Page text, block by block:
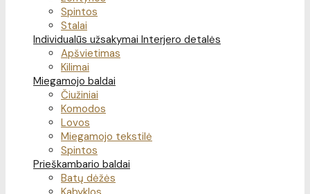
Spintos
Stalai
Individualūs užsakymai Interjero detalės
Apšvietimas
Kilimai
Miegamojo baldai
Čiužiniai
Komodos
Lovos
Miegamojo tekstilė
Spintos
Prieškambario baldai
Batų dėžės